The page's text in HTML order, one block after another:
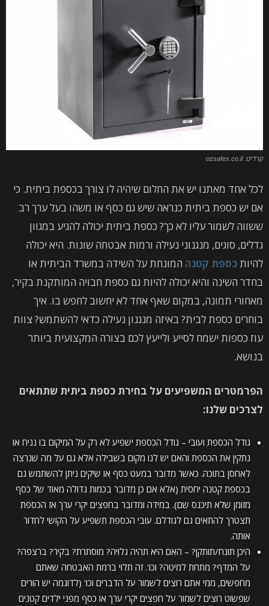
קרדיט: ozsafes.co.il
לכל אחד מאתנו יש את החלום שיהיה לו צורך בכספת ביתית. כי
אם יש כספת ביתית כנראה שיש גם כסף או משהו בעל ערך רב
ששווה לשמור עליו לא כך? כספת ביתית יכולה להגיע במגוון
גדלים, סוגים, מנגנוני נעילה ורמות אבטחה שונות. היא יכולה
להיותכספת קטנה המונחת על השידה במשרד הביתית או
בחדר השינה והיא יכולה להיות גם כספת חבויה המותקנת בקיר,
מאחורי תמונה, במקום שאף אחד לא יחשוב לחפש בו. איך
בוחרים כספת לבית? באיזה מנגנון נעילה כדאי להשתמש? צוות
עוז כספות ישמח לסייע ולייעץ לכם בצורה המקצועית ביותר
בנושא.
הפרמטרים המשפיעים על בחירת כספת ביתית שתתאים
לצרכים שלנו:
גודל הכספת ועובי – גודל הכספת ישפיע לא רק על המיקום בו נניח או
נתקין את הכספת והאם יש לנו מקום בשבילה אלא גם על מה שנרצה
לאחסן בתוכה. כאשר מדובר במעט כסף או שיקים ניתן להשתמש גם
בכספת קטנה יחסית (אלא אם כן מדובר בכמות גדולה מאוד של כסף
מזומן שלא תיכנס שם). במידה ומדובר בחפצים יקרי ערך אז הכספת
תצטרך להתאים גם לגודלם. עובי הכספת תשפיע על הקושי לחדור
אותה.
היכן תונח/תותקן? – האם היא תהיה גלויה? מוסתרת? בקיר? ברצפה?
על המדף? מתחת למיטה? וכו'. זה תלוי ברמת האבטחה שאתם
מחפשים, ממי אתם רוצים לשמור על הדברים וכו' (לדוגמה יש הורים
שפשוט רוצים לשמור על חפצים יקרי ערך או כסף מפני ילדים קטנים